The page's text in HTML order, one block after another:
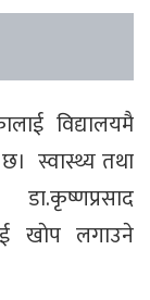
विद्यालयमै
स्वास्थ्य तथा
खाेप लगाउने